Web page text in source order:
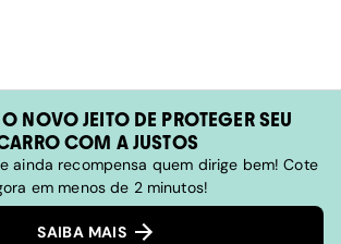
NOVO JEITO DE PROTEGER SEU
COM A JUSTOS
ainda recompensa quem dirige bem! Cote
em menos de 2 minutos!
SAIBA MAIS